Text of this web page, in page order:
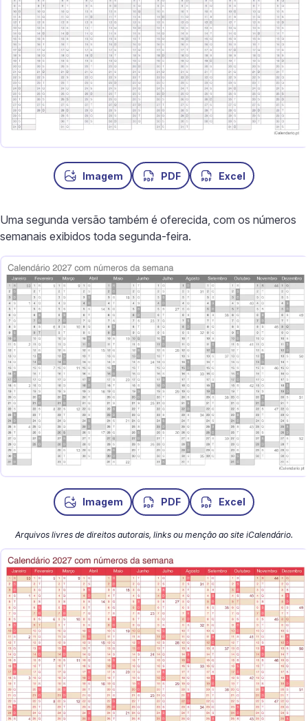
Imagem PDF Excel
Uma segunda versão também é oferecida, com os números
semanais exibidos toda segunda-feira.
Imagem PDF Excel
Arquivos livres de direitos autorais, links ou menção ao site iCalendário.